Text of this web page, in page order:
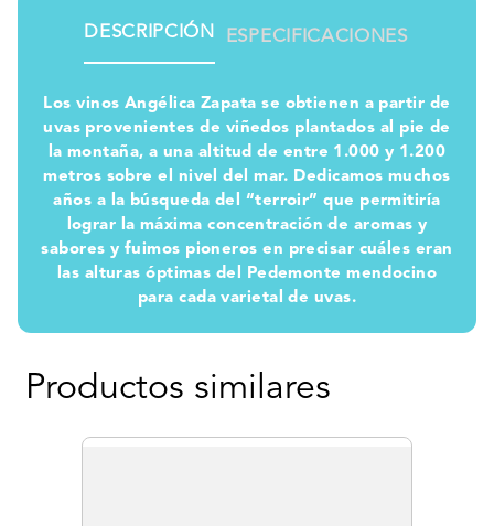
DESCRIPCIÓN ESPECIFICACIONES
Los vinos Angélica Zapata se obtienen a partir de
uvas provenientes de viñedos plantados al pie de
la montaña, a una altitud de entre 1.000 y 1.200
metros sobre el nivel del mar. Dedicamos muchos
años a la búsqueda del “terroir” que permitiría
lograr la máxima concentración de aromas y
sabores y fuimos pioneros en precisar cuáles eran
las alturas óptimas del Pedemonte mendocino
para cada varietal de uvas.
Productos similares